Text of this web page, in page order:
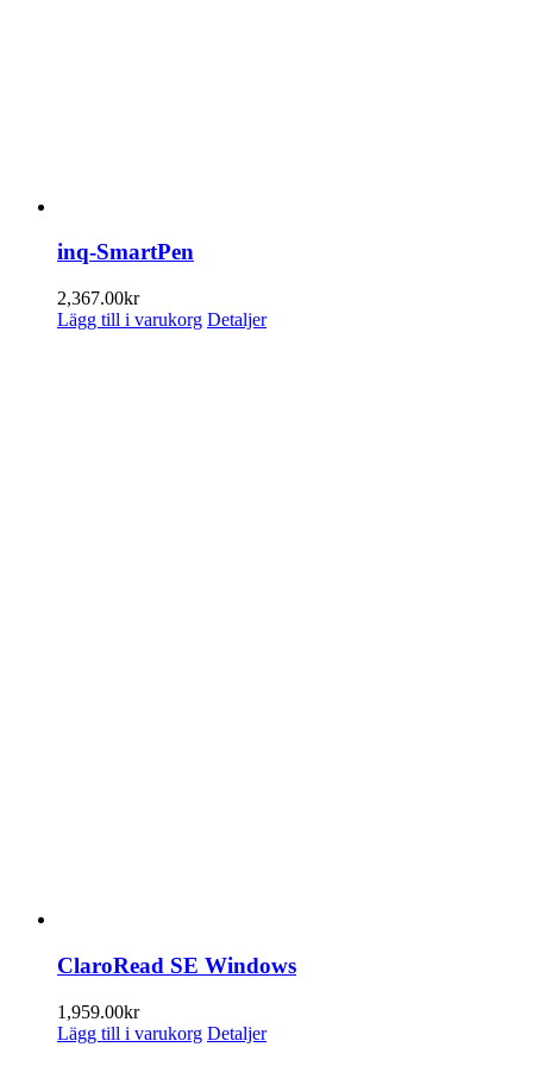
inq-SmartPen
2,367.00kr
Lägg till i varukorg Detaljer
ClaroRead SE Windows
1,959.00kr
Lägg till i varukorg Detaljer